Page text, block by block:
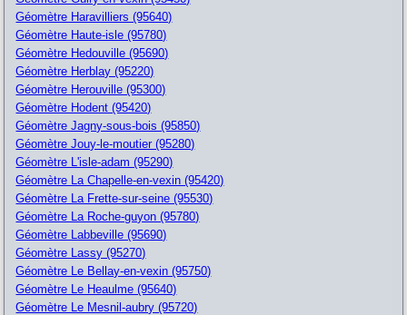
Géomètre Haravilliers (95640)
Géomètre Haute-isle (95780)
Géomètre Hedouville (95690)
Géomètre Herblay (95220)
Géomètre Herouville (95300)
Géomètre Hodent (95420)
Géomètre Jagny-sous-bois (95850)
Géomètre Jouy-le-moutier (95280)
Géomètre L'isle-adam (95290)
Géomètre La Chapelle-en-vexin (95420)
Géomètre La Frette-sur-seine (95530)
Géomètre La Roche-guyon (95780)
Géomètre Labbeville (95690)
Géomètre Lassy (95270)
Géomètre Le Bellay-en-vexin (95750)
Géomètre Le Heaulme (95640)
Géomètre Le Mesnil-aubry (95720)